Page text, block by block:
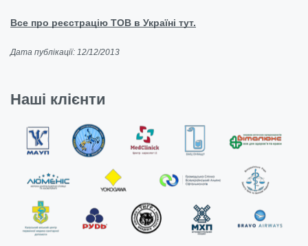
Все про реєстрацію ТОВ в Україні тут.
Дата публікації: 12/12/2013
Наші клієнти